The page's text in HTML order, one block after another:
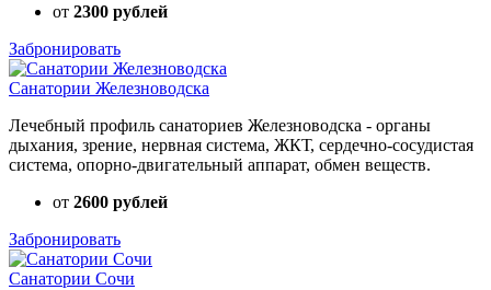
от 2300 рублей
Забронировать
Санатории Железноводска
Лечебный профиль санаториев Железноводска - органы
дыхания, зрение, нервная система, ЖКТ, сердечно-сосудистая
система, опорно-двигательный аппарат, обмен веществ.
от 2600 рублей
Забронировать
Санатории Сочи